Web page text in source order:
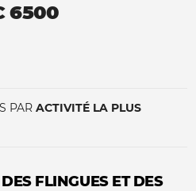
6500
PAR ACTIVITÉ LA PLUS
DES FLINGUES ET DES